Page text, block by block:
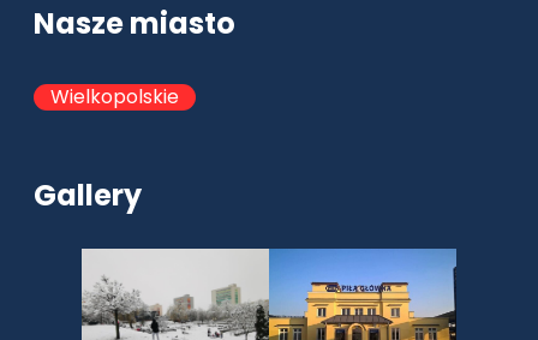
Nasze miasto
Wielkopolskie
Gallery